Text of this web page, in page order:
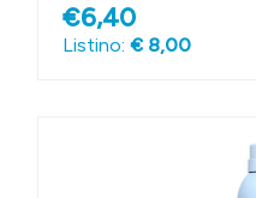
€6,40
Listino: € 8,00